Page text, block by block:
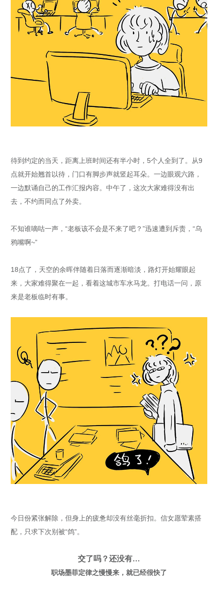
待到约定的当天，距离上班时间还有半小时，5个人全到了。从9
点就开始翘首以待，门口有脚步声就竖起耳朵。一边眼观六路，
一边默诵自己的工作汇报内容。中午了，这次大家难得没有出
去，不约而同点了外卖。
不知谁嘀咕一声，“老板该不会是不来了吧？”迅速遭到斥责，“乌
鸦嘴啊~”
18点了，天空的余晖伴随着日落而逐渐暗淡，路灯开始耀眼起
来，大家难得聚在一起，看着这城市车水马龙。打电话一问，原
来是老板临时有事。
今日份紧张解除，但身上的疲惫却没有丝毫折扣。信女愿荤素搭
配，只求下次别被“鸽”。
交了吗？还没有…
职场墨菲定律之慢慢来，就已经很快了